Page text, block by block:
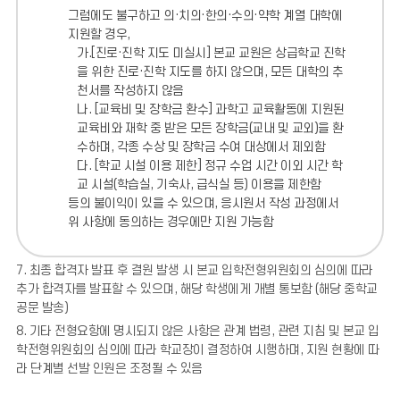
그럼에도 불구하고 의·치의·한의·수의·약학 계열 대학에
지원할 경우,
가.[진로·진학 지도 미실시] 본교 교원은 상급학교 진학
을 위한 진로·진학 지도를 하지 않으며, 모든 대학의 추
천서를 작성하지 않음
나. [교육비 및 장학금 환수] 과학고 교육활동에 지원된
교육비와 재학 중 받은 모든 장학금(교내 및 교외)을 환
수하며, 각종 수상 및 장학금 수여 대상에서 제외함
다. [학교 시설 이용 제한] 정규 수업 시간 이외 시간 학
교 시설(학습실, 기숙사, 급식실 등) 이용을 제한함
등의 불이익이 있을 수 있으며, 응시원서 작성 과정에서
위 사항에 동의하는 경우에만 지원 가능함
7. 최종 합격자 발표 후 결원 발생 시 본교 입학전형위원회의 심의에 따라
추가 합격자를 발표할 수 있으며, 해당 학생에게 개별 통보함 (해당 중학교
공문 발송)
8. 기타 전형요항에 명시되지 않은 사항은 관계 법령, 관련 지침 및 본교 입
학전형위원회의 심의에 따라 학교장이 결정하여 시행하며, 지원 현황에 따
라 단계별 선발 인원은 조정될 수 있음